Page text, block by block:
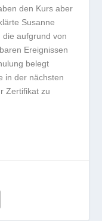
den Kurs aber
Susanne
die aufgrund von
Ereignissen
belegt
in der nächsten
Zertifikat zu